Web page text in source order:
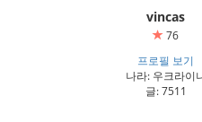
vincas
76
프로필 보기
나라: 우크라이
글: 7511